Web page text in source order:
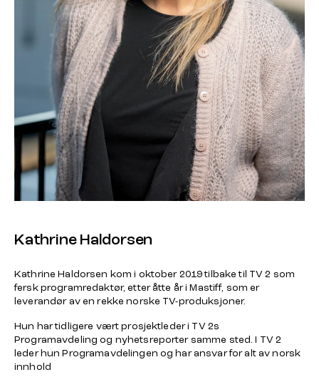
Kathrine Haldorsen
Kathrine Haldorsen kom i oktober 2019 tilbake til TV 2 som
fersk programredaktør, etter åtte år i Mastiff, som er
leverandør av en rekke norske TV-produksjoner.
Hun har tidligere vært prosjektleder i TV 2s
Programavdeling og nyhetsreporter samme sted. I TV 2
leder hun Programavdelingen og har ansvar for alt av norsk
innhold